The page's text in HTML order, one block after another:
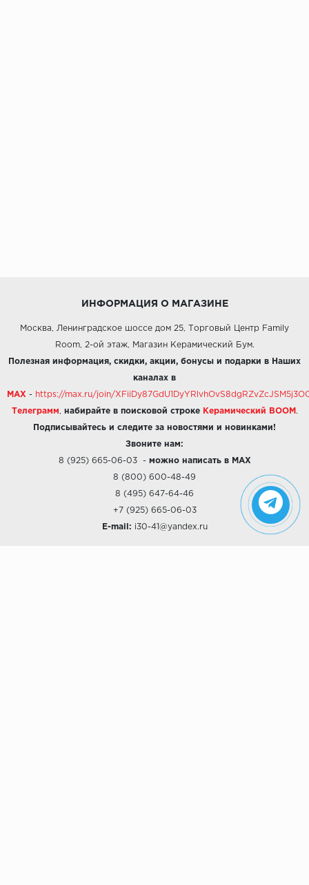
ИНФОРМАЦИЯ О МАГАЗИНЕ
Москва, Ленинградское шоссе дом 25, Торговый Центр Family
Room, 2-ой этаж, Магазин Керамический Бум.
Полезная информация, скидки, акции, бонусы и подарки в Наших
каналах в
MAX - https://max.ru/join/
Телеграмм набирайте в поисковой строке Керамический BOOM .
Подписывайтесь и следите за новостями и новинками!
Звоните нам:
8 (925) 665-06-03- можно написать в MAX
8 (800) 600-48-49
8 (495) 647-64-46
+7 (925) 665-06-03
E-mail: i30-41@yandex.ru